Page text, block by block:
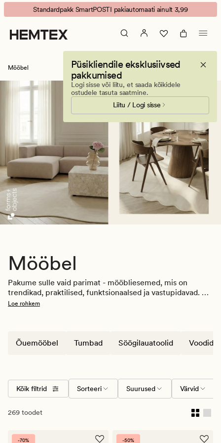
Mööbel
ja
vaibad-
Hemtex
Kodusisustus
inspiratsioon
Animated
banner.
Press
ESCAPE
pause.
Standardpakk SmartPOSTI pakiautomaati ainult 3,99
Püsikliendile eksklusiivsed
pakkumised
Logi sisse või liitu, et saada kõikidele
ostudele tasuta saatmine.
Liitu / Logi sisse
Mööbel
Mööbel
Pakume sulle vaid parimat - mööbliesemed, mis on
Voodid, diivanid
magamistuba, kööki, esikut, kontorit või õueruumi? Meie
Loe rohkem
Õuemööbel Tumbad Söögilauatoolid Voodid
Kõik filtrid Sorteeri Suurused Värvid
269 toodet
-70% -50%